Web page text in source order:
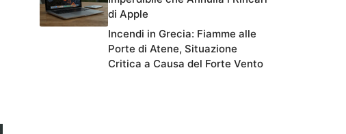
di Apple
Incendi in Grecia: Fiamme alle
Porte di Atene, Situazione
Critica a Causa del Forte Vento